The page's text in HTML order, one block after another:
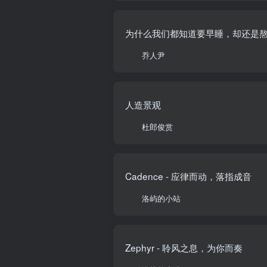
为什么我们都知道要早睡，却还是
乔人尹
人造景观
杜郎俊赏
Cadence - 应律而动，落指成音
洛屿的小站
Zephyr - 聆风之息，为你而奏